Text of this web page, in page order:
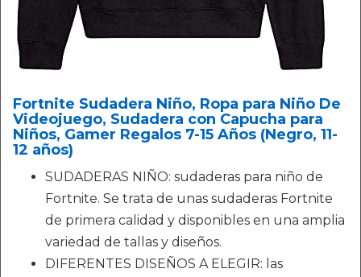
Fortnite Sudadera Niño, Ropa para Niño De
Videojuego, Sudadera con Capucha para
Niños, Gamer Regalos 7-15 Años (Negro, 11-
12 años)
SUDADERAS NIÑO: sudaderas para niño de
Fortnite. Se trata de unas sudaderas Fortnite
de primera calidad y disponibles en una amplia
variedad de tallas y diseños.
DIFERENTES DISEÑOS A ELEGIR: las